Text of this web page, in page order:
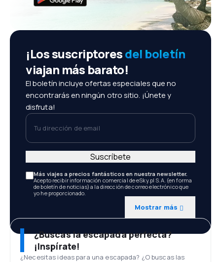
¡Los suscriptoresdel boletín
viajan más barato!
El boletín incluye ofertas especiales que no
encontrarás en ningún otro sitio. ¡Únete y
disfruta!
Tu dirección de email
Más viajes a precios fantásticos en nuestra newsletter.
Acepto recibir información comercial de eSky.pl S.A. (en forma
de boletín de noticias) a la dirección de correo electrónico que
yo he proporcionado.
Mostrar más
Suscríbete
¿Buscas la escapada perfecta?
¡Inspírate!
¿Necesitas ideas para una escapada? ¿O buscas las